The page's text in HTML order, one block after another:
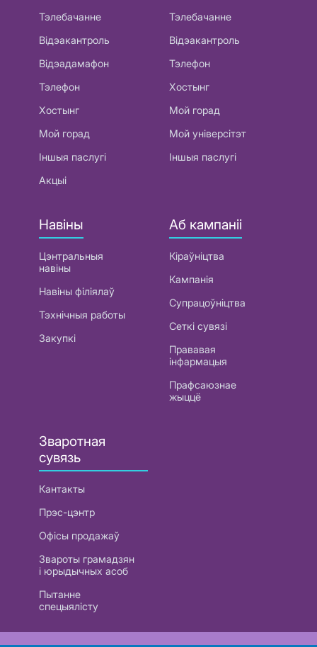
Тэлебачанне
Відэакантроль
Відэадамафон
Тэлефон
Хостынг
Мой горад
Іншыя паслугі
Акцыі
Тэлебачанне
Відэакантроль
Тэлефон
Хостынг
Мой горад
Мой універсітэт
Іншыя паслугі
Навіны
Цэнтральныя
навіны
Навіны філіялаў
Тэхнічныя работы
Закупкі
Аб кампаніі
Кіраўніцтва
Кампанія
Супрацоўніцтва
Сеткі сувязі
Прававая
інфармацыя
Прафсаюзнае
жыццё
Зваротная
сувязь
Кантакты
Прэс-цэнтр
Офісы продажаў
Звароты грамадзян
і юрыдычных асоб
Пытанне
спецыялісту